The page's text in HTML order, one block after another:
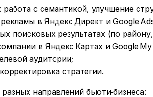
работа с семантикой, улучшение
в Яндекс Директ и Google
поисковых результатах (по
в Яндекс Картах и Google My
аудитории;
стратегии.
направлений бьюти‑бизнеса: